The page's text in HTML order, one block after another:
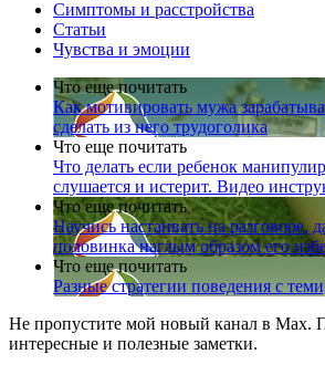
Симптомы и расстройства
Статьи
Чувства и эмоции
Что еще почитать
Как мотивировать мужа
сделать из него трудоголика
Что еще почитать
Что делать если ребенок
слушается и истерит. Видео
Что еще почитать
Научись настаивать на разговоре,
половинка наглым образом его
Что еще почитать
Разные стратегии поведения с
Не пропустите мой новый канал в Max.
интересные и полезные заметки.